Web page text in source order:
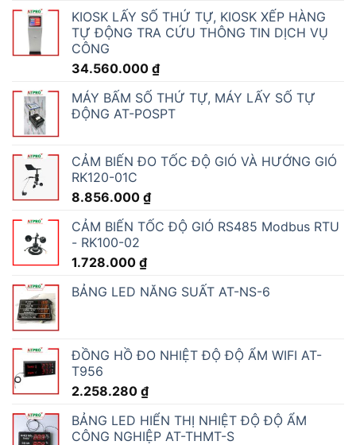
KIOSK LẤY SỐ THỨ TỰ, KIOSK XẾP HÀNG
TỰ ĐỘNG TRA CỨU THÔNG TIN DỊCH VỤ
CÔNG
34.560.000 ₫
MÁY BẤM SỐ THỨ TỰ, MÁY LẤY SỐ TỰ
ĐỘNG AT-POSPT
CẢM BIẾN ĐO TỐC ĐỘ GIÓ VÀ HƯỚNG GIÓ
RK120-01C
8.856.000 ₫
CẢM BIẾN TỐC ĐỘ GIÓ RS485 Modbus RTU
- RK100-02
1.728.000 ₫
BẢNG LED NĂNG SUẤT AT-NS-6
ĐỒNG HỒ ĐO NHIỆT ĐỘ ĐỘ ẨM WIFI AT-
T956
2.258.280 ₫
BẢNG LED HIỂN THỊ NHIỆT ĐỘ ĐỘ ẨM
CÔNG NGHIỆP AT-THMT-S